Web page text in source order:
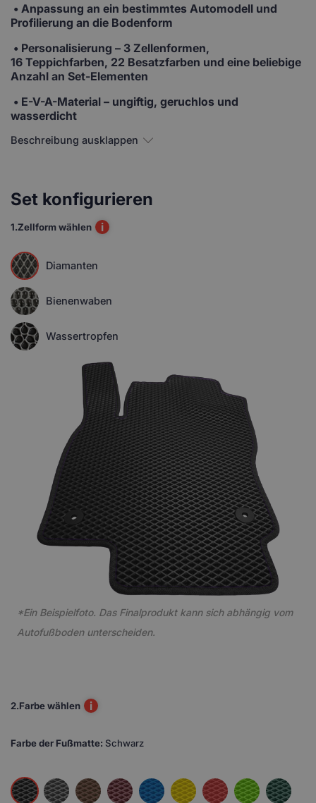
• Anpassung an ein bestimmtes Automodell und
Profilierung an die Bodenform
• Personalisierung – 3 Zellenformen,
16 Teppichfarben, 22 Besatzfarben und eine beliebige
Anzahl an Set-Elementen
• E-V-A-Material – ungiftig, geruchlos und
wasserdicht
Beschreibung ausklappen
Set konfigurieren
1.Zellform wählen i
Diamanten
Bienenwaben
Wassertropfen
*Ein Beispielfoto. Das Finalprodukt kann sich abhängig vom
Autofußboden unterscheiden.
2.Farbe wählen i
Farbe der Fußmatte: Schwarz